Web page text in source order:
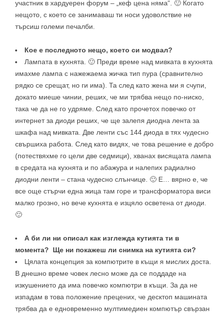
участник в хардуерен форум – „кеф цена няма“. 🙂 Когато
нещото, с което се занимаваш ти носи удоволствие не
търсиш големи печалби.
Кое е последното нещо, което си модвал?
Лампата в кухнята. 🙂 Преди време над мивката в кухнята
имахме лампа с нажежаема жичка тип пура (сравнително
рядко се срещат, но ги има). Та след като жена ми я счупи,
докато миеше чинии, реших, че ми трябва нещо по-ниско,
така че да не го удряме. След като прочетох повечко от
интернет за диоди реших, че ще залепя диодна лента за
шкафа над мивката. Две ленти със 144 диода в тях чудесно
свършиха работа. След като видях, че това решение е добро
(потествяхме го цели две седмици), хванах висящата лампа
в средата на кухнята и по абажура и налепих радиално
диодни ленти – стана чудесно слънчице. 🙂 E… вярно е, че
все още стърчи една жица там горе и трансформатора виси
малко грозно, но вече кухнята е изцяло осветена от диоди.
🙂
А би ли ни описал как изглежда кутията ти в
момента? Ще ни покажеш ли снимка на кутията си?
Цялата концепция за компютрите в къщи я мислих доста.
В днешно време човек лесно може да се поддаде на
изкушението да има повечко компютри в къщи. За да не
изпадам в това положение прецених, че десктоп машината
трябва да е едновременно мултимедиен компютър свързан